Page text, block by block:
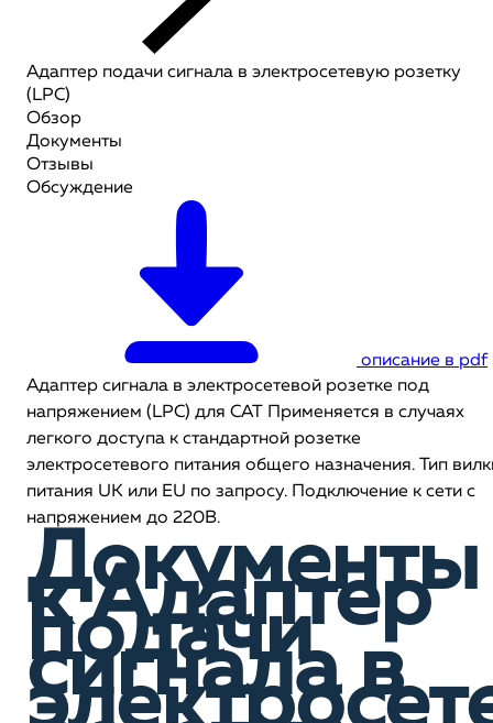
Адаптер подачи сигнала в электросетевую розетку
(LPC)
Обзор
Документы
Отзывы
Обсуждение
описание в pdf
Адаптер сигнала в электросетевой розетке под
напряжением (LPC) для CAT Применяется в случаях
легкого доступа к стандартной розетке
электросетевого питания общего назначения.
Тип
питания UK или EU по запросу.
Подключение к сети с
напряжением до 220В.
Документы
к Адаптер
подачи
сигнала в